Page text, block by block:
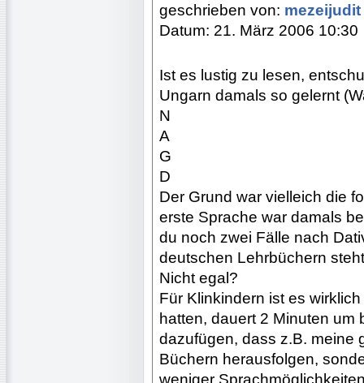
geschrieben von: mezeijudit
Datum: 21. März 2006 10:30
Ist es lustig zu lesen,
Ungarn damals so gelernt
N
A
G
D
Der Grund war vielleich die
erste Sprache war damals
du noch zwei Fälle nach
deutschen Lehrbüchern
Nicht egal?
Für Klinkindern ist es
hatten, dauert 2 Minuten um
dazufügen, dass z.B. meine
Büchern herausfolgen,
weniger